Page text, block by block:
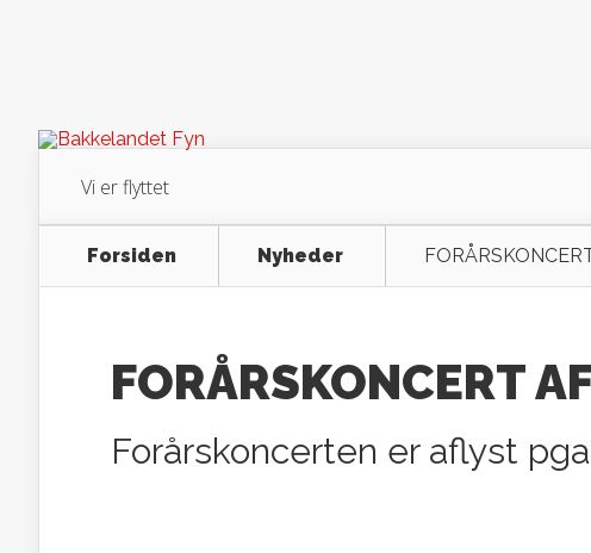
Vi er flyttet
Forsiden Nyheder
FORÅRSKONCERT
Forårskoncerten er aflyst